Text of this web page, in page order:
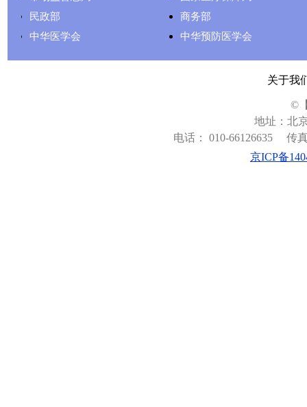
民政部
商务部
中华医学会
中华预防医学会
关于我
©
地址：北
电话： 010-66126635
传
京ICP备